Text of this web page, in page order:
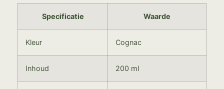
Specificatie Waarde
Kleur Cognac
Inhoud 200 ml